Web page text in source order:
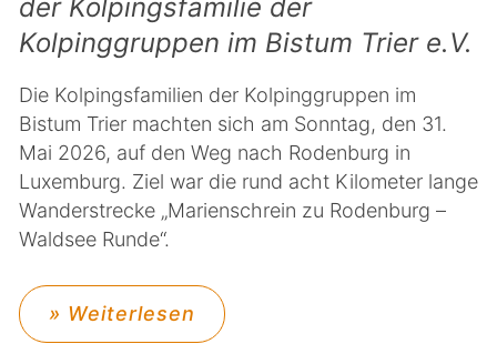
der Kolpingsfamilie der
Kolpinggruppen im Bistum Trier e.V.
Die Kolpingsfamilien der Kolpinggruppen im
Bistum Trier machten sich am Sonntag, den 31.
Mai 2026, auf den Weg nach Rodenburg in
Luxemburg. Ziel war die rund acht Kilometer lange
Wanderstrecke „Marienschrein zu Rodenburg –
Waldsee Runde“.
» Weiterlesen